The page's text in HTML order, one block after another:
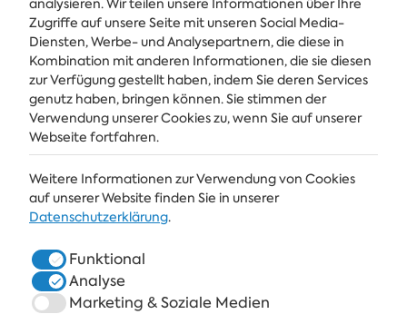
Holen Sie sich die neuesten Nachrichten und Angebote direkt in Ihren
Posteingang
ABONNIEREN
ALBENA
SPA & GESUNDHEIT
analysieren. Wir teilen unsere Informationen über Ihre
Zugriffe auf unsere Seite mit unseren Social Media-
Diensten, Werbe- und Analysepartnern, die diese in
Kombination mit anderen Informationen, die sie diesen
zur Verfügung gestellt haben, indem Sie deren Services
genutz haben, bringen können. Sie stimmen der
Verwendung unserer Cookies zu, wenn Sie auf unserer
Webseite fortfahren.
Weitere Informationen zur Verwendung von Cookies
auf unserer Website finden Sie in unserer
Datenschutzerklärung.
Funktional
Analyse
Marketing & Soziale Medien